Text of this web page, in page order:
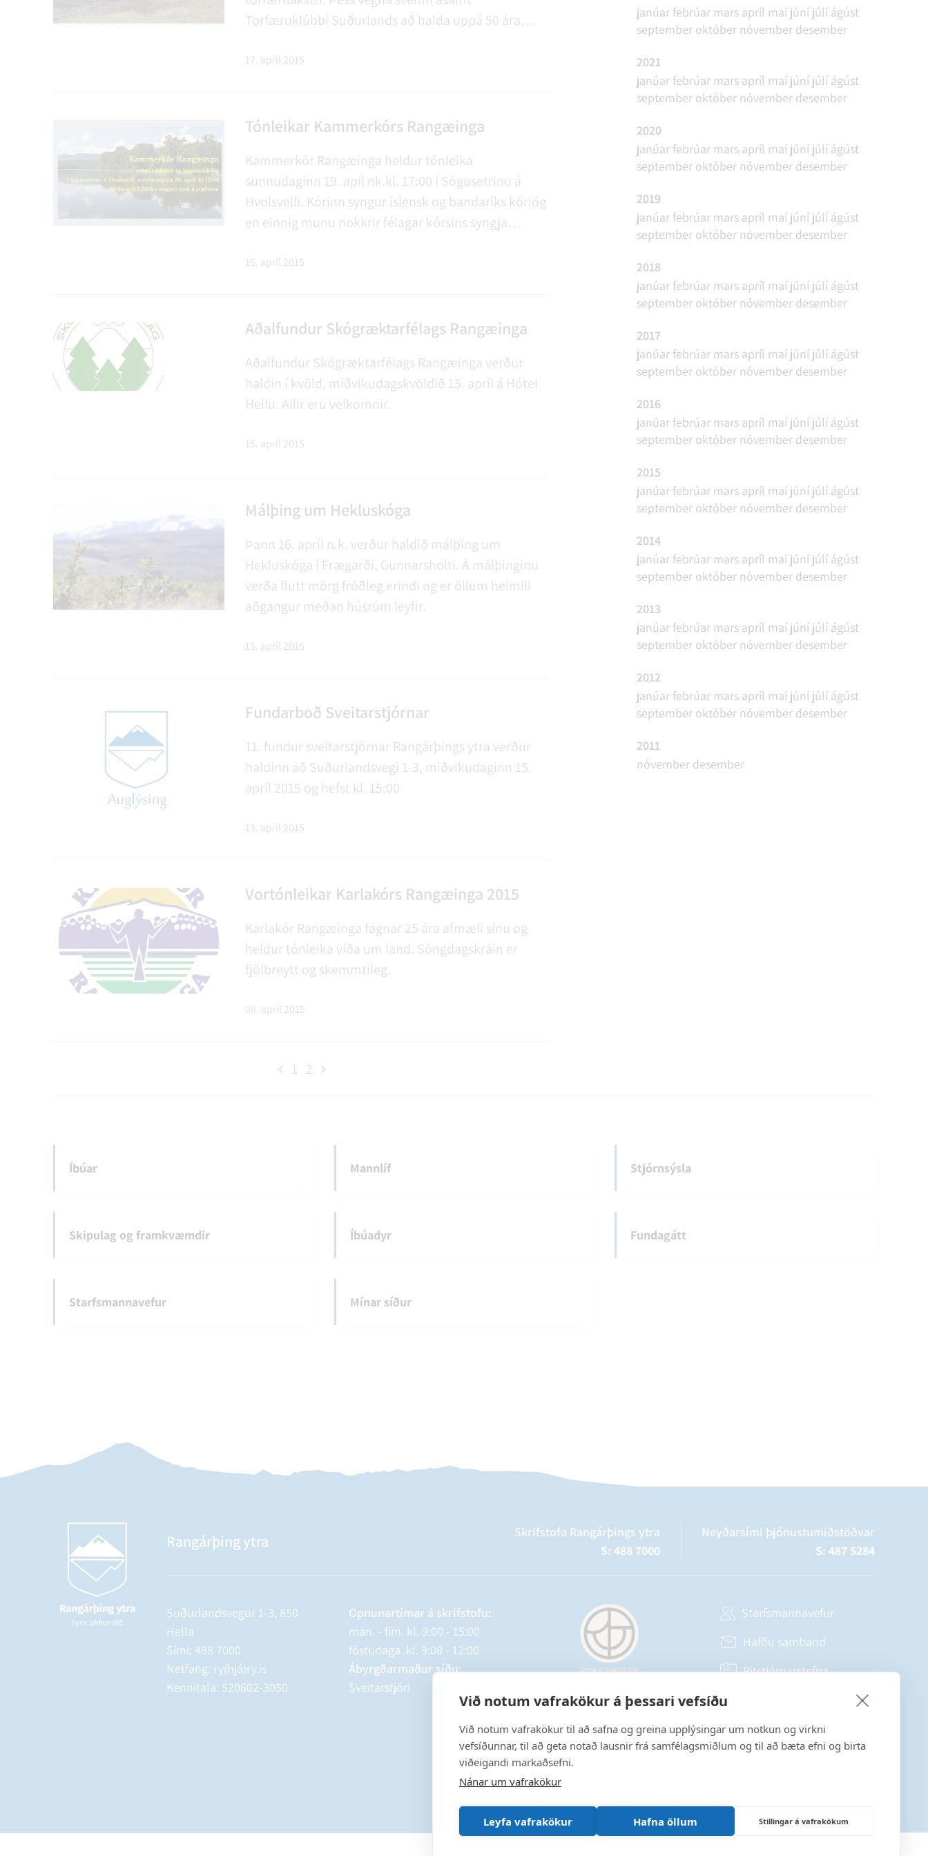
Við notum vafrakökur á þessari vefsíðu
Við notum vafrakökur til að safna og greina upplýsingar um notkun og virkni
vefsíðunnar, til að geta notað lausnir frá samfélagsmiðlum og til að bæta efni og birta
viðeigandi markaðsefni.
Nánar um vafrakökur
Leyfa vafrakökur Hafna öllum Stillingar á vafrakökum
Torfæruklúbbi Suðurlands að halda uppá 50 ára
akstursíþróttasvæði sveitarinnar rétt austan Hellu.
17. apríl 2015
Tónleikar Kammerkórs Rangæinga
Kammerkór Rangæinga heldur tónleika
sunnudaginn 19. apíl nk.kl. 17:00 í Sögusetrinu á
Hvolsvelli. Kórinn syngur íslensk og bandaríks kórlög
en einnig munu nokkrir félagar kórsins syngja
16. apríl 2015
Aðalfundur Skógræktarfélags Rangæinga
Aðalfundur Skógræktarfélags Rangæinga verður
haldin í kvöld, miðvikudagskvöldið 15. apríl á Hótel
Hellu. Allir eru velkomnir.
15. apríl 2015
Málþing um Hekluskóga
Þann 16. apríl n.k. verður haldið málþing um
Hekluskóga í Frægarði, Gunnarsholti. Á málþinginu
verða flutt mörg fróðleg erindi og er öllum heimill
aðgangur meðan húsrúm leyfir.
15. apríl 2015
Fundarboð Sveitarstjórnar
11. fundur sveitarstjórnar Rangárþings ytra verður
haldinn að Suðurlandsvegi 1-3, miðvikudaginn 15.
apríl 2015 og hefst kl. 15:00
13. apríl 2015
Vortónleikar Karlakórs Rangæinga 2015
Karlakór Rangæinga fagnar 25 ára afmæli sínu og
heldur tónleika víða um land. Söngdagskráin er
fjölbreytt og skemmtileg.
08. apríl 2015
F
1 2
janúar febrúar mars apríl maí júní júlí ágúst
september október nóvember desember
2021
janúar febrúar mars apríl maí júní júlí ágúst
september október nóvember desember
2020
janúar febrúar mars apríl maí júní júlí ágúst
september október nóvember desember
2019
janúar febrúar mars apríl maí júní júlí ágúst
september október nóvember desember
2018
janúar febrúar mars apríl maí júní júlí ágúst
september október nóvember desember
2017
janúar febrúar mars apríl maí júní júlí ágúst
september október nóvember desember
2016
janúar febrúar mars apríl maí júní júlí ágúst
september október nóvember desember
2015
janúar febrúar mars apríl maí júní júlí ágúst
september október nóvember desember
2014
janúar febrúar mars apríl maí júní júlí ágúst
september október nóvember desember
2013
janúar febrúar mars apríl maí júní júlí ágúst
september október nóvember desember
2012
janúar febrúar mars apríl maí júní júlí ágúst
september október nóvember desember
2011
nóvember desember
Íbúar Mannlíf Stjórnsýsla
Skipulag og framkvæmdir Íbúadyr Fundagátt
Starfsmannavefur Mínar síður
Rangárþing ytra
Skrifstofa Rangárþings ytra
S: 488 7000
Neyðarsími þjónustumiðstöðvar
S: 487 5284
Suðurlandsvegur 1-3, 850
Hella
Sími: 488 7000
Netfang: ry(hjá)ry.is
Kennitala: 520602-3050
Opnunartímar á skrifstofu:
mán. - fim. kl. 9:00 - 15:00
föstudaga kl. 9:00 - 12:00
Ábyrgðarmaður síðu:
Sveitarstjóri
Starfsmannavefur
Hafðu samband
Ritstjórnarstefna
Fylgstu með á Facebook